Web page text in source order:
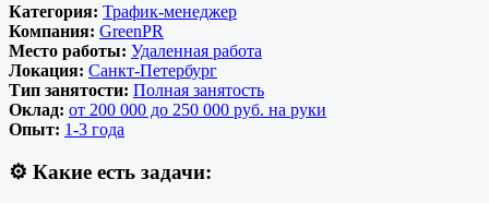
Категория: Трафик-менеджер
Компания: GreenPR
Место работы: Удаленная работа
Локация: Санкт-Петербург
Тип занятости: Полная занятость
Оклад: от 200 000 до 250 000 руб. на руки
Опыт: 1-3 года
⚙️ Какие есть задачи: